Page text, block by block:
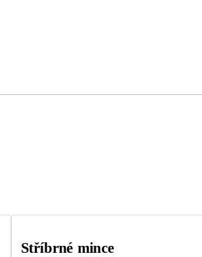
Stříbrné mince